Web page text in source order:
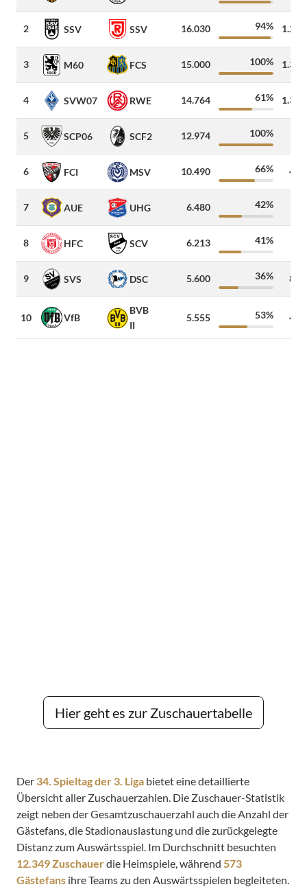
2 SSV SSV 16.030 94% 1.230
3 M60 FCS 15.000 100% 1.300
4 SVW07 RWE 14.764 61% 1.329
5 SCP06 SCF2 12.974 100%
6 FCI MSV 10.490 66% 453
7 AUE UHG 6.480 42%
8 HFC SCV 6.213 41%
9 SVS DSC 5.600 36% 800
10 VfB
BVB
II
5.555 53% 450
Hier geht es zur Zuschauertabelle
Der 34. Spieltag der 3. Liga bietet eine detaillierte
Übersicht aller Zuschauerzahlen. Die Zuschauer-Statistik
zeigt neben der Gesamtzuschauerzahl auch die Anzahl der
Gästefans, die Stadionauslastung und die zurückgelegte
Distanz zum Auswärtsspiel. Im Durchschnitt besuchten
12.349 Zuschauerdie Heimspiele, während 573
Gästefans ihre Teams zu den Auswärtsspielen begleiteten.